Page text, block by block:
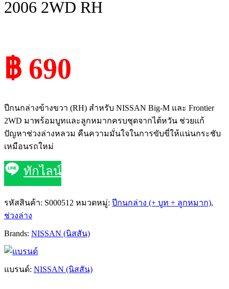
2006 2WD RH
฿ 690
ปีกนกล่างข้างขวา (RH) สำหรับ NISSAN Big-M และ Frontier
2WD มาพร้อมบูทและลูกหมากครบชุดจากไต้หวัน ช่วยแก้
ปัญหาช่วงล่างหลวม คืนความมั่นใจในการขับขี่ให้แน่นกระชับ
เหมือนรถใหม่
ทักไลน์
รหัสสินค้า: S000512 หมวดหมู่: ปีกนกล่าง (+ บูท + ลูกหมาก),
ช่วงล่าง
Brands: NISSAN (นิสสัน)
แบรนด์: NISSAN (นิสสัน)